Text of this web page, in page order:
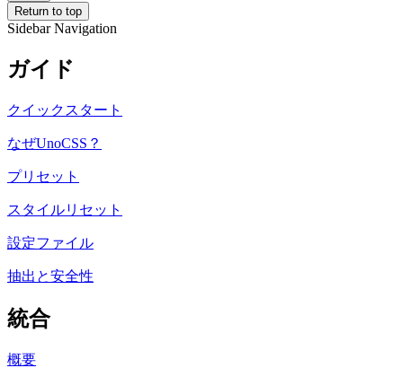
Return to top
Sidebar Navigation
ガイド
クイックスタート
なぜUnoCSS？
プリセット
スタイルリセット
設定ファイル
抽出と安全性
統合
概要